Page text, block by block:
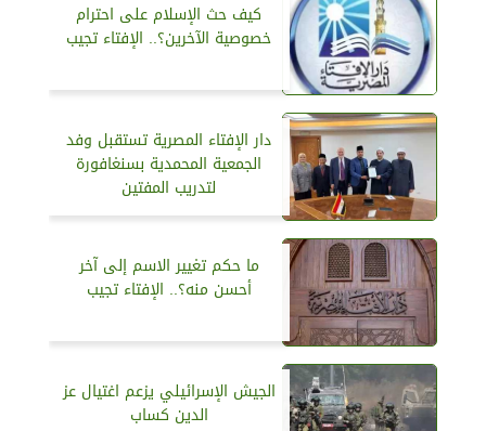
كيف حث الإسلام على احترام
خصوصية الآخرين؟.. الإفتاء تجيب
دار الإفتاء المصرية تستقبل وفد
الجمعية المحمدية بسنغافورة
لتدريب المفتين
ما حكم تغيير الاسم إلى آخر
أحسن منه؟.. الإفتاء تجيب
الجيش الإسرائيلي يزعم اغتيال عز
الدين كساب